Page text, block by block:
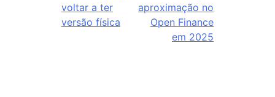
voltar a ter
versão física
aproximação no
Open Finance
em 2025